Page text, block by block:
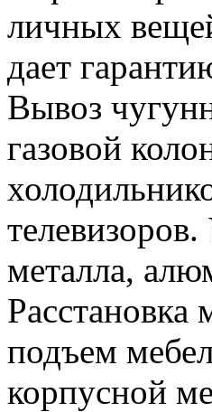
личных
дает
Вывоз
газовой
металла,
Расстановка
подъем
корпусной